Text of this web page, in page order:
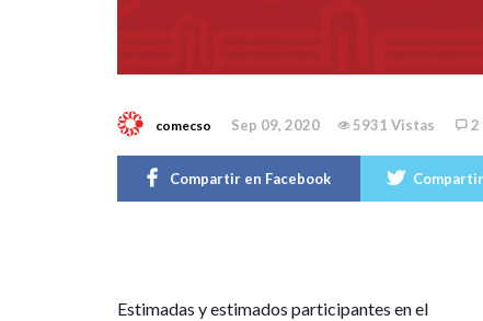
comecso Sep 09, 2020 5931 Vistas 2
Compartir en Facebook
Estimadas y estimados participantes en el